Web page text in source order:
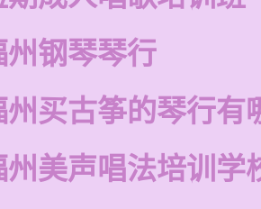
州钢琴琴行
州买古筝的琴行有
州美声唱法培训学